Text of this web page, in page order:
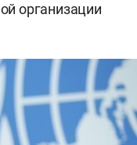
организации